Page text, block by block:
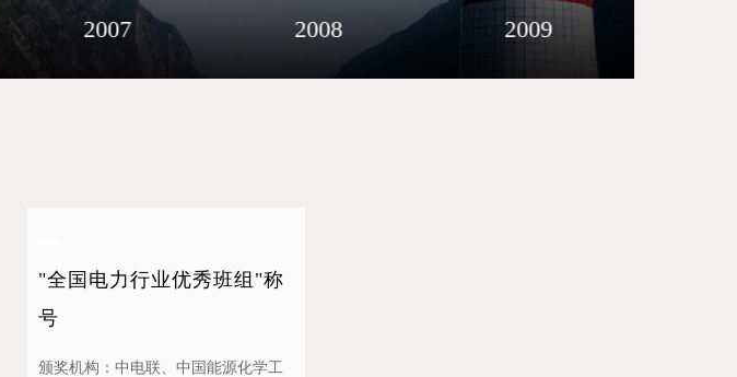
2007 2008 2009
"全国电力行业优秀班组"称
号
颁奖机构：中电联、中国能源化学工